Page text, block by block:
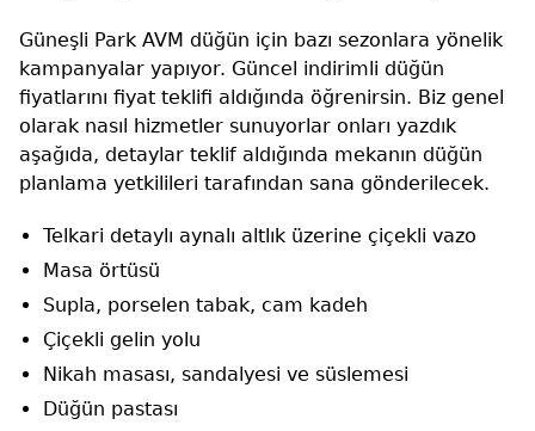
Güneşli Park AVM düğün için bazı sezonlara yönelik
kampanyalar yapıyor. Güncel indirimli düğün
fiyatlarını fiyat teklifi aldığında öğrenirsin. Biz genel
olarak nasıl hizmetler sunuyorlar onları yazdık
aşağıda, detaylar teklif aldığında mekanın düğün
planlama yetkilileri tarafından sana gönderilecek.
Telkari detaylı aynalı altlık üzerine çiçekli vazo
Masa örtüsü
Supla, porselen tabak, cam kadeh
Çiçekli gelin yolu
Nikah masası, sandalyesi ve süslemesi
Düğün pastası